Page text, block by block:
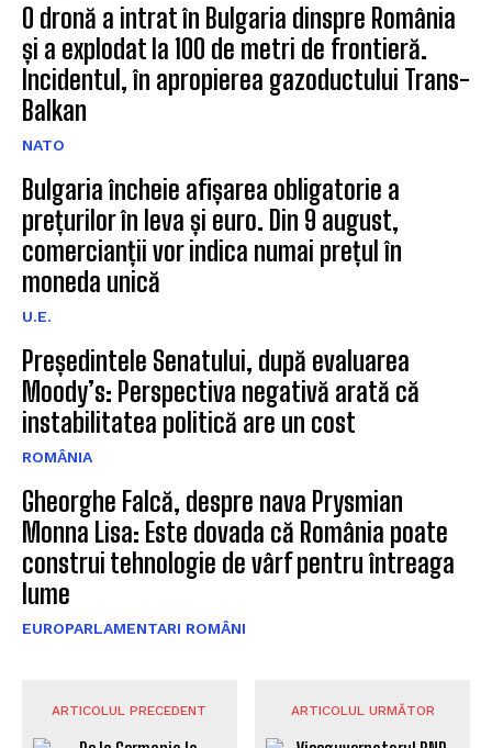
O dronă a intrat în Bulgaria dinspre România
și a explodat la 100 de metri de frontieră.
Incidentul, în apropierea gazoductului Trans-
Balkan
NATO
Bulgaria încheie afișarea obligatorie a
prețurilor în leva și euro. Din 9 august,
comercianții vor indica numai prețul în
moneda unică
U.E.
Președintele Senatului, după evaluarea
Moody’s: Perspectiva negativă arată că
instabilitatea politică are un cost
ROMÂNIA
Gheorghe Falcă, despre nava Prysmian
Monna Lisa: Este dovada că România poate
construi tehnologie de vârf pentru întreaga
lume
EUROPARLAMENTARI ROMÂNI
ARTICOLUL PRECEDENT ARTICOLUL URMĂTOR